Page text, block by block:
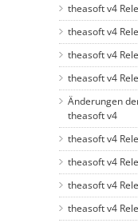
theasoft v4
theasoft v4
theasoft v4
theasoft v4
Änderungen
theasoft v4
theasoft v4
theasoft v4
theasoft v4
theasoft v4